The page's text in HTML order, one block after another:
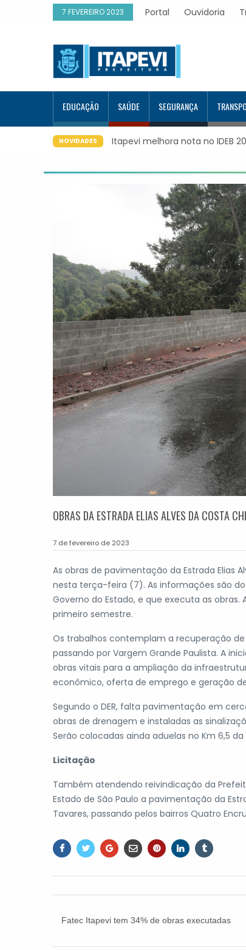
7 FEVEREIRO 2023 Portal Ouvidoria
EDUCAÇÃO SAÚDE SEGURANÇA
NOVIDADES
Itapevi melhora nota no IDEB 2025 e
OBRAS DA ESTRADA ELIAS ALVES DA COSTA
7 de fevereiro de 2023
As obras de pavimentação da Estrada Elias
nesta terça-feira (7). As informações são
Governo do Estado, e que executa as
primeiro semestre.
Os trabalhos contemplam a recuperação
passando por Vargem Grande Paulista. A
obras vitais para a ampliação da
econômico, oferta de emprego e geração
Segundo o DER, falta pavimentação em
obras de drenagem e instaladas as
Serão colocadas ainda aduelas no Km 6,5
Licitação
Também atendendo reivindicação da
Estado de São Paulo a pavimentação da
Tavares, passando pelos bairros Quatro
Fatec Itapevi tem 34% de obras executadas